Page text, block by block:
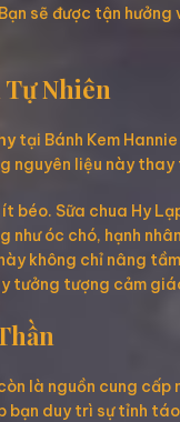
sẽ được tận
Nhiên
tại Bánh Kem
nguyên liệu này
béo. Sữa chua Hy
óc chó, hạnh
không chỉ nâng
tượng cảm
là nguồn cung
bạn duy trì sự tỉnh